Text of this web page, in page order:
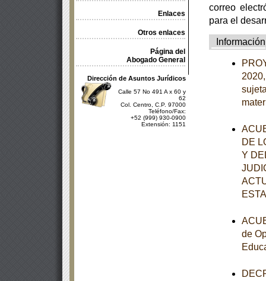
Enlaces
Otros enlaces
Página del
Abogado General
Dirección de Asuntos Jurídicos
Calle 57 No 491 A x 60 y
62
Col. Centro, C.P. 97000
Teléfono/Fax:
+52 (999) 930-0900
Extensión: 1151
correo
para el
Información
DE
Y
de